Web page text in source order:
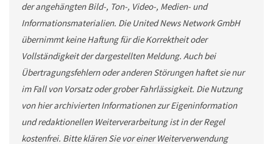
der angehängten Bild-, Ton-, Video-, Medien- und
Informationsmaterialien. Die United News Network GmbH
übernimmt keine Haftung für die Korrektheit oder
Vollständigkeit der dargestellten Meldung. Auch bei
Übertragungsfehlern oder anderen Störungen haftet sie nur
im Fall von Vorsatz oder grober Fahrlässigkeit. Die Nutzung
von hier archivierten Informationen zur Eigeninformation
und redaktionellen Weiterverarbeitung ist in der Regel
kostenfrei. Bitte klären Sie vor einer Weiterverwendung